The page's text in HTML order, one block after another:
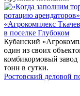
«Агрокомплекс
в поселке Глубоком
Кубанский
один из своих
комбикормовый
тонн в сутки.
Ростовский деловой